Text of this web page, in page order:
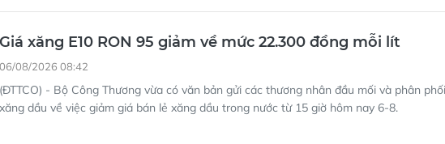
Giá xăng E10 RON 95 giảm về mức 22.300 đồng mỗi lít
(ĐTTCO) - Bộ Công Thương vừa có văn bản gửi các thương nhân đầu mối và phân phối
xăng dầu về việc giảm giá bán lẻ xăng dầu trong nước từ 15 giờ hôm nay 6-8.